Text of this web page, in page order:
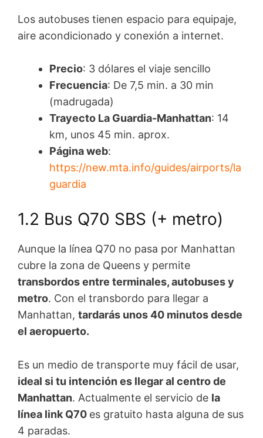
Los autobuses tienen espacio para equipaje,
aire acondicionado y conexión a internet.
Precio: 3 dólares el viaje sencillo
Frecuencia: De 7,5 min. a 30 min
(madrugada)
Trayecto La Guardia-Manhattan: 14
km, unos 45 min. aprox.
Página web:
https://new.mta.info/guides/airports/la
guardia
1.2 Bus Q70 SBS (+ metro)
Aunque la línea Q70 no pasa por Manhattan
cubre la zona de Queens y permite
transbordos entre terminales, autobuses y
metro. Con el transbordo para llegar a
Manhattan, tardarás unos 40 minutos desde
el aeropuerto.
Es un medio de transporte muy fácil de usar,
ideal si tu intención es llegar al centro de
Manhattan. Actualmente el servicio de la
línea link Q70 es gratuito hasta alguna de sus
4 paradas.